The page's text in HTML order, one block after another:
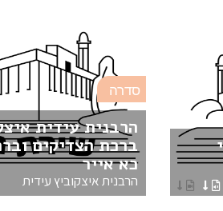
סדרה
הרבנית עידית
ברכת הצדיקים
כא אייר
הרבנית איצקוביץ עידית